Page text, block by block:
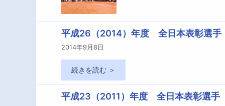
平成26（2014）年度 全日本表彰選手
2014年9月8日
続きを読む ＞
平成23（2011）年度 全日本表彰選手